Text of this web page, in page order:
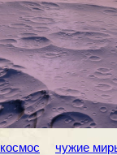
космос чужие